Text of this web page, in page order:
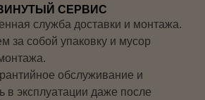
СЕРВИС
служба доставки и монтажа.
за собой упаковку и мусор
обслуживание и
в эксплуатации даже после